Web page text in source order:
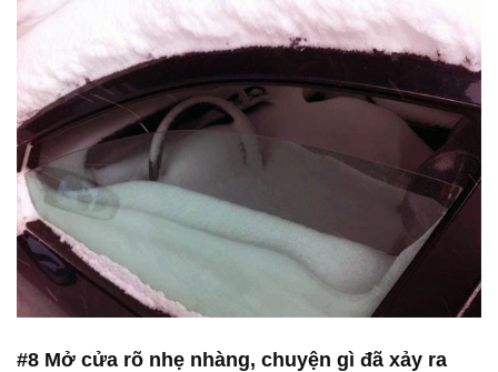
#8 Mở cửa rõ nhẹ nhàng, chuyện gì đã xảy ra